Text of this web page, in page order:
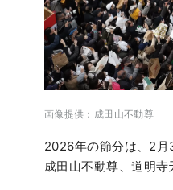
画像提供：成田山不動尊
2026年の節分は、2月
成田山不動尊、道明寺